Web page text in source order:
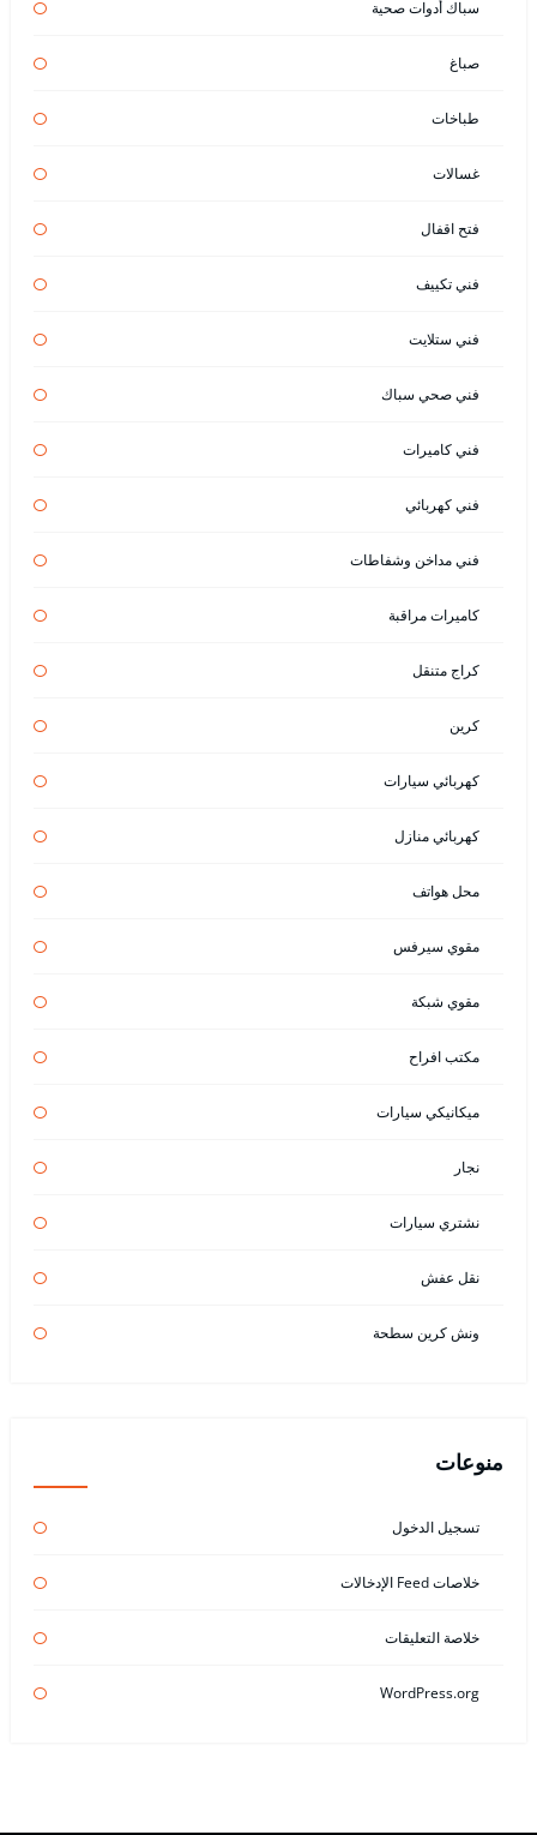
سباك أدوات صحية
صباغ
طباخات
غسالات
فتح اقفال
فني تكييف
فني ستلايت
فني صحي سباك
فني كاميرات
فني كهربائي
فني مداخن وشفاطات
كاميرات مراقبة
كراج متنقل
كرين
كهربائي سيارات
كهربائي منازل
محل هواتف
مقوي سيرفس
مقوي شبكة
مكتب افراح
ميكانيكي سيارات
نجار
نشتري سيارات
نقل عفش
ونش كرين سطحة
منوعات
تسجيل الدخول
خلاصات Feed الإدخالات
خلاصة التعليقات
WordPress.org